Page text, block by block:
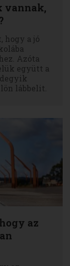
vannak,
hogy a jó
Azóta
együtt a
lábbelit.
az